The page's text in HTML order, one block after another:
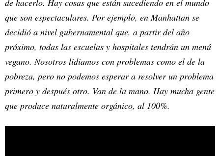
que son espectaculares. Por ejemplo, en Manhattan se
decidió a nivel gubernamental que, a partir del año
próximo, todas las escuelas y hospitales tendrán un menú
vegano. Nosotros lidiamos con problemas como el de la
pobreza, pero no podemos esperar a resolver un problema
primero y después otro. Van de la mano. Hay mucha gente
que produce naturalmente orgánico, al 100%.